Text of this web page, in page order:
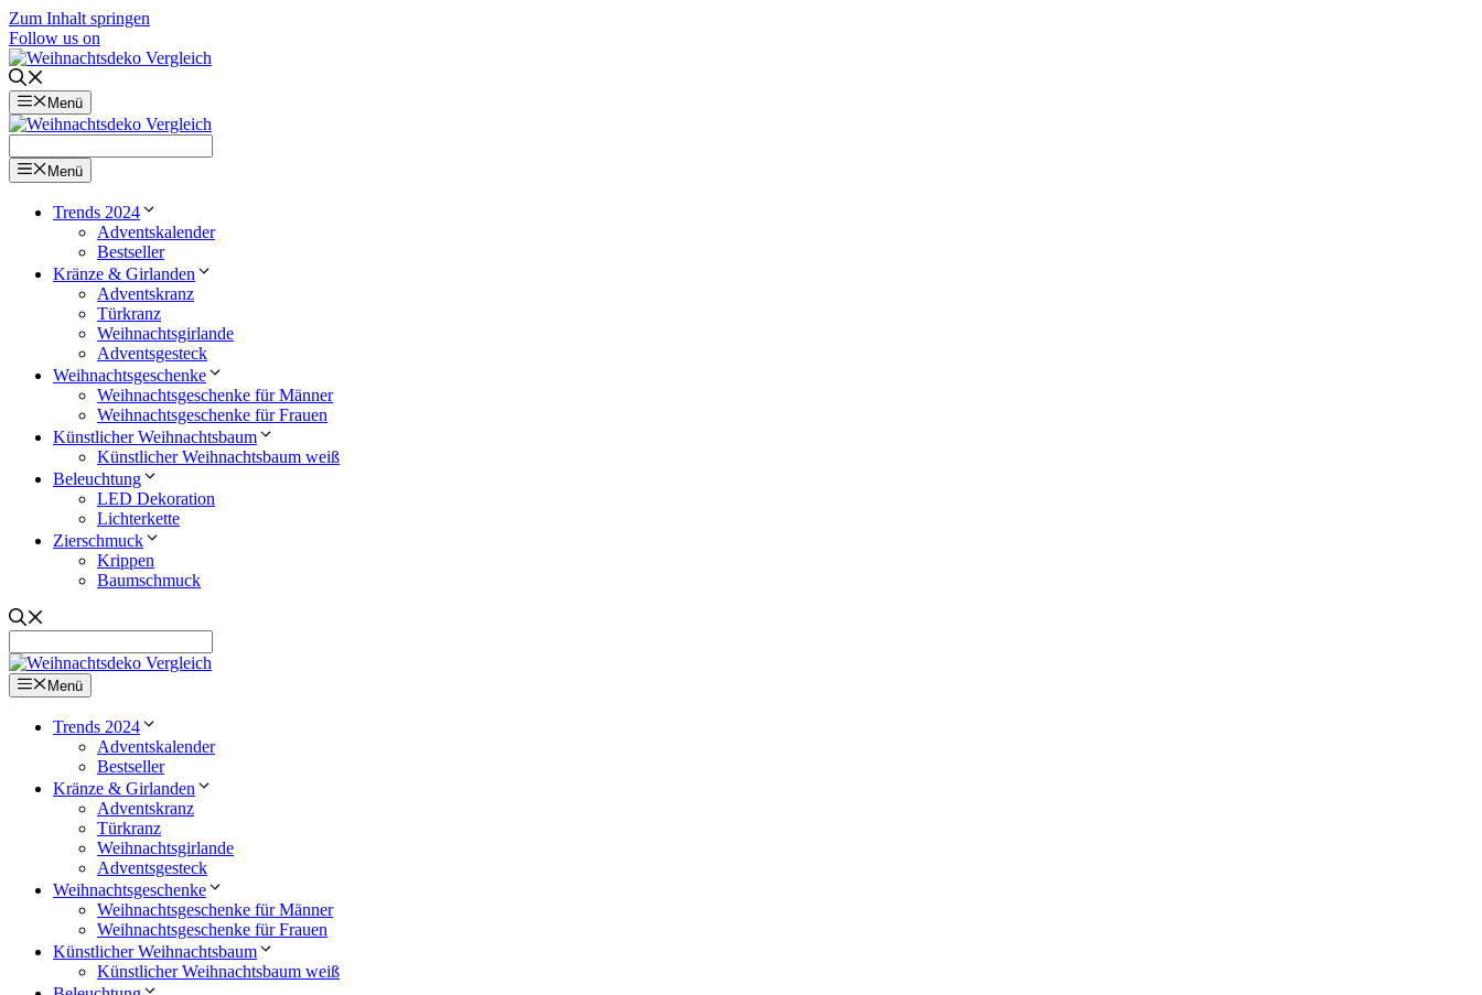
Zum Inhalt springen
Follow us on
Menü
Menü
Trends 2024
Adventskalender
Bestseller
Kränze & Girlanden
Adventskranz
Türkranz
Weihnachtsgirlande
Adventsgesteck
Weihnachtsgeschenke
Weihnachtsgeschenke für Männer
Weihnachtsgeschenke für Frauen
Künstlicher Weihnachtsbaum
Künstlicher Weihnachtsbaum weiß
Beleuchtung
LED Dekoration
Lichterkette
Zierschmuck
Krippen
Baumschmuck
Menü
Trends 2024
Adventskalender
Bestseller
Kränze & Girlanden
Adventskranz
Türkranz
Weihnachtsgirlande
Adventsgesteck
Weihnachtsgeschenke
Weihnachtsgeschenke für Männer
Weihnachtsgeschenke für Frauen
Künstlicher Weihnachtsbaum
Künstlicher Weihnachtsbaum weiß